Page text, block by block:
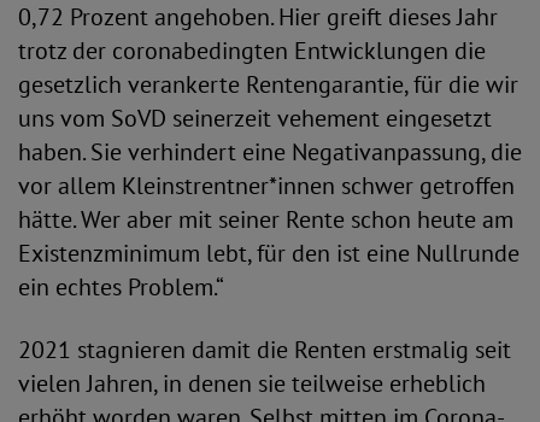
0,72 Prozent angehoben. Hier greift dieses Jahr
trotz der coronabedingten Entwicklungen die
gesetzlich verankerte Rentengarantie, für die wir
uns vom SoVD seinerzeit vehement eingesetzt
haben. Sie verhindert eine Negativanpassung, die
vor allem Kleinstrentner*innen schwer getroffen
hätte. Wer aber mit seiner Rente schon heute am
Existenzminimum lebt, für den ist eine Nullrunde
ein echtes Problem.“
2021 stagnieren damit die Renten erstmalig seit
vielen Jahren, in denen sie teilweise erheblich